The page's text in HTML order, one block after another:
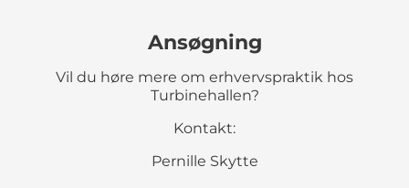
Ansøgning
Vil du høre mere om erhvervspraktik hos
Turbinehallen?
Kontakt:
Pernille Skytte